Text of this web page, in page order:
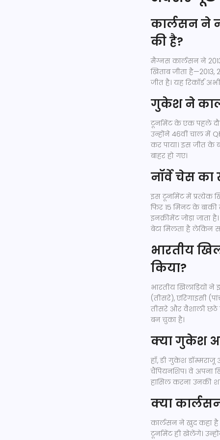
कार्लसन ने
की है?
मैग्नस कार्लसन ने
खिताब जीता है—2013,
जीत है। यह रिकॉर्ड
गुकेश ने
टूर्नामेंट के एक पहले
उन्होंने 46वीं चाल में
कर पाया। इस जीत के
बाहर हो गए।
नॉर्वे चेस
इस टूर्नामेंट में प्रत्येक
फिर 15 मिनट के
इनक्रीमेंट जोड़ा जाता
बेटा मिलता है लेकिन
भारतीय
किया?
भारतीय खिलाड़ियों
(तीसरे), एरिगाइसी
तीसरे और वैशाली छठे
बन चुका है।
क्या गुकेश
हाँ, डी गुकेश डॉम्मराजू
चैंपियनशिप। वे अपना
हासिल करना उनकी
क्या
कार्लसन ने खुद कहा
टूर्नामेंट ही खेलेंगे।